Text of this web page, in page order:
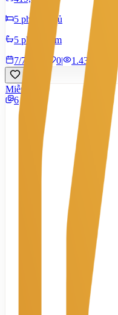
5 phòng ngủ
5 phòng tắm
7/7/2026
0| 1.433
Miễn phí
6